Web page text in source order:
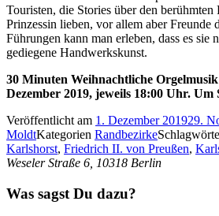
Touristen, die Stories über den
Prinzessin lieben, vor allem aber Freunde
Führungen kann man erleben, dass es sie
gediegene Handwerkskunst.
30 Minuten Weihnachtliche
Dezember 2019, jeweils 18:00 Uhr. Um
Veröffentlicht am 1. Dezember 201929.
MoldtKategorien Randbezirke
Karlshorst, Friedrich II. von Preußen,
Weseler Straße 6, 10318 Berlin
Was sagst Du dazu?